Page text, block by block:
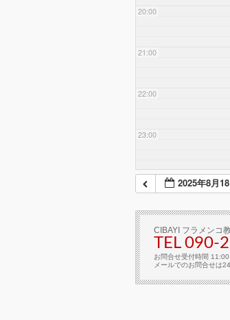
20:00
21:00
22:00
23:00
2025年8月
CIBAYI フラメンコ
TEL 090-
お問合せ受付時間
メールでのお問合せは